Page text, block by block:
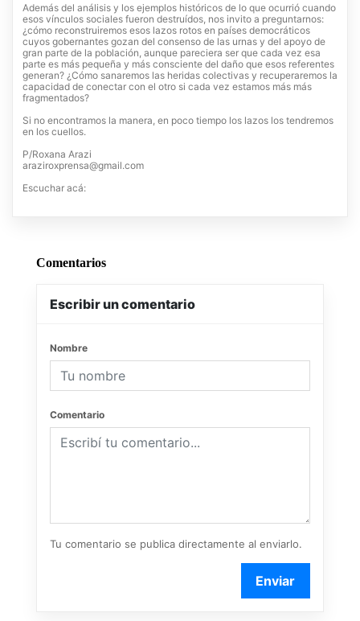
Además del análisis y los ejemplos históricos de lo que ocurrió cuando
esos vínculos sociales fueron destruídos, nos invito a preguntarnos:
¿cómo reconstruiremos esos lazos rotos en países democráticos
cuyos gobernantes gozan del consenso de las urnas y del apoyo de
gran parte de la población, aunque pareciera ser que cada vez esa
parte es más pequeña y más consciente del daño que esos referentes
generan? ¿Cómo sanaremos las heridas colectivas y recuperaremos la
capacidad de conectar con el otro si cada vez estamos más más
fragmentados?
Si no encontramos la manera, en poco tiempo los lazos los tendremos
en los cuellos.
P/Roxana Arazi
araziroxprensa@gmail.com
Escuchar acá:
Comentarios
Escribir un comentario
Nombre
Comentario
Tu comentario se publica directamente al enviarlo.
Enviar